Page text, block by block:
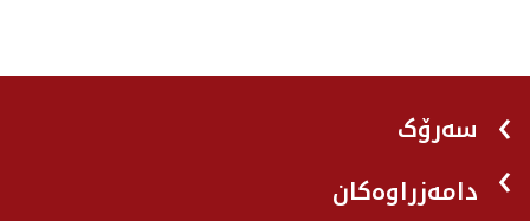
سەرۆک
دامەزراوەکان